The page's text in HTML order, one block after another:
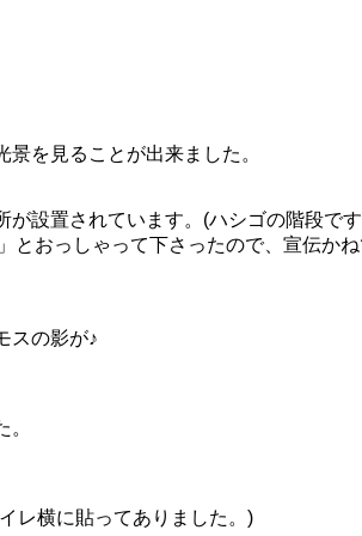
を見ることが出来ました。
が設置されています。(ハシゴの階段で
とおっしゃって下さったので、宣伝
スの影が♪
レ横に貼ってありました。)